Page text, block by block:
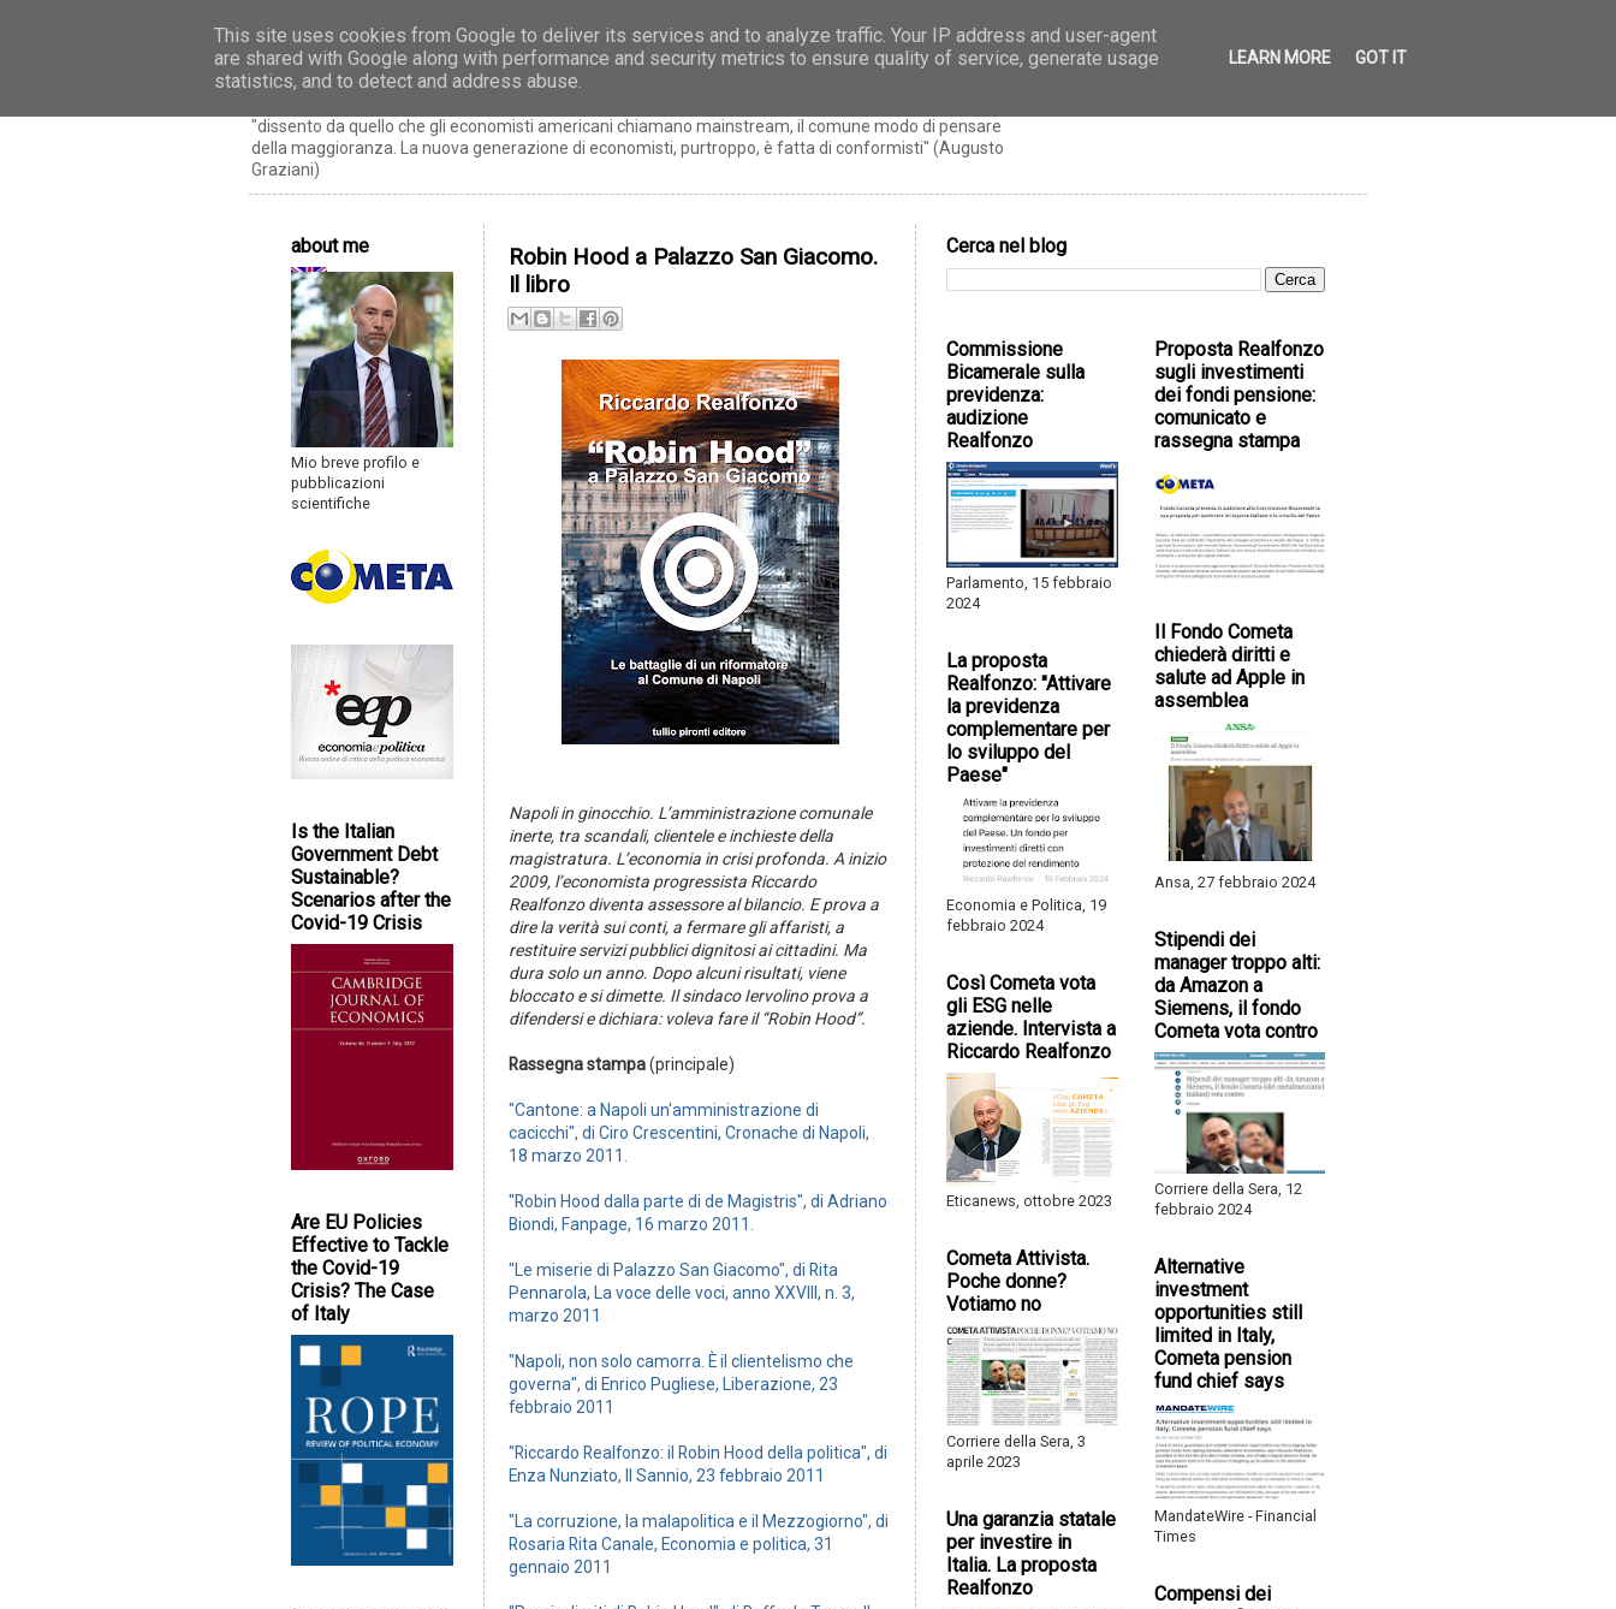
Riccardo Realfonzo
"dissento da quello che gli economisti americani chiamano mainstream, il comune modo di pensare
della maggioranza. La nuova generazione di economisti, purtroppo, è fatta di conformisti" (Augusto
Graziani)
Robin Hood a Palazzo San Giacomo.
Il libro
Napoli in ginocchio. L’amministrazione comunale
inerte, tra scandali, clientele e inchieste della
magistratura. L’economia in crisi profonda. A inizio
2009, l’economista progressista Riccardo
Realfonzo diventa assessore al bilancio. E prova a
dire la verità sui conti, a fermare gli affaristi, a
restituire servizi pubblici dignitosi ai cittadini. Ma
dura solo un anno. Dopo alcuni risultati, viene
bloccato e si dimette. Il sindaco Iervolino prova a
difendersi e dichiara: voleva fare il “Robin Hood”.
Rassegna stampa(principale)
"Cantone: a Napoli un'amministrazione di
cacicchi", di Ciro Crescentini, Cronache di Napoli,
18 marzo 2011.
"Robin Hood dalla parte di de Magistris", di Adriano
Biondi, Fanpage, 16 marzo 2011.
"Le miserie di Palazzo San Giacomo", di Rita
Pennarola, La voce delle voci, anno XXVIII, n. 3,
marzo 2011
"Napoli, non solo camorra. È il clientelismo che
governa", di Enrico Pugliese, Liberazione, 23
febbraio 2011
"Riccardo Realfonzo: il Robin Hood della politica", di
Enza Nunziato, Il Sannio, 23 febbraio 2011
"La corruzione, la malapolitica e il Mezzogiorno", di
Rosaria Rita Canale, Economia e politica, 31
gennaio 2011
about me
Mio breve profilo e
pubblicazioni
scientifiche
Is the Italian
Government Debt
Sustainable?
Scenarios after the
Covid-19 Crisis
Are EU Policies
Effective to Tackle
the Covid-19
Crisis? The Case
of Italy
Cerca nel blog
Commissione
Bicamerale sulla
previdenza:
audizione
Realfonzo
Parlamento, 15 febbraio
2024
La proposta
Realfonzo: "Attivare
la previdenza
complementare per
lo sviluppo del
Paese"
Economia e Politica, 19
febbraio 2024
Così Cometa vota
gli ESG nelle
aziende. Intervista a
Riccardo Realfonzo
Eticanews, ottobre 2023
Cometa Attivista.
Poche donne?
Votiamo no
Corriere della Sera, 3
aprile 2023
Una garanzia statale
per investire in
Italia. La proposta
Realfonzo
Proposta Realfonzo
sugli investimenti
dei fondi pensione:
comunicato e
rassegna stampa
Il Fondo Cometa
chiederà diritti e
salute ad Apple in
assemblea
Ansa, 27 febbraio 2024
Stipendi dei
manager troppo alti:
da Amazon a
Siemens, il fondo
Cometa vota contro
Corriere della Sera, 12
febbraio 2024
Alternative
investment
opportunities still
limited in Italy,
Cometa pension
fund chief says
MandateWire - Financial
Times
Compensi dei
This site uses cookies from Google to deliver its services and to analyze traffic. Your IP address and user-agent
are shared with Google along with performance and security metrics to ensure quality of service, generate usage
statistics, and to detect and address abuse.
LEARN MORE GOT IT